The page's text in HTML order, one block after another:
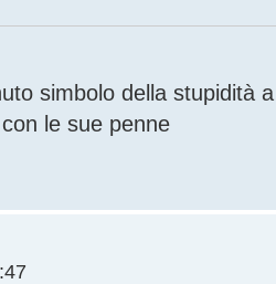
simbolo della stupidità
le sue penne